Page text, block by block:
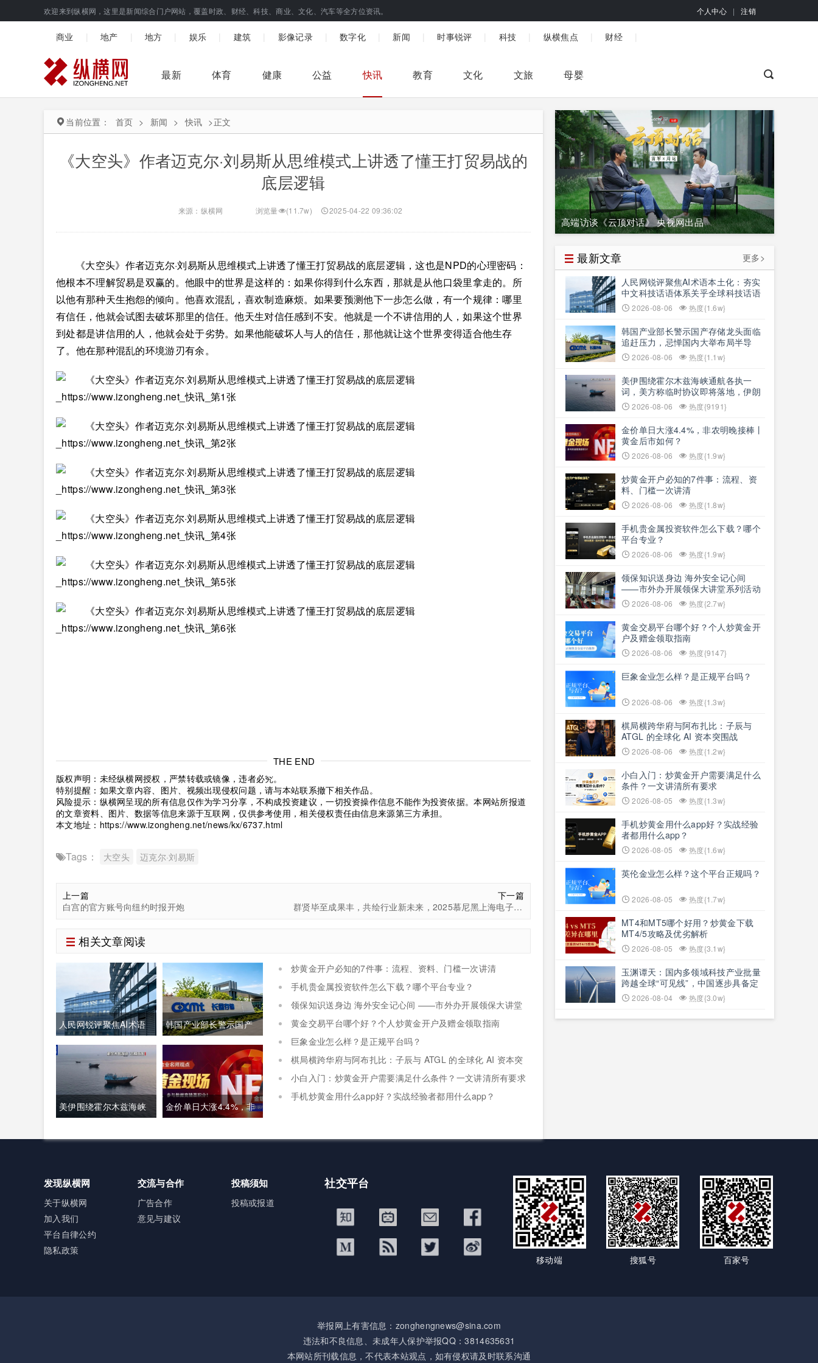
欢迎来到纵横网，这里是新闻综合门户网站，覆盖时政、财经、科技、商业、文化、汽车等全方位资讯。 个人中心 | 注销
商业 地产 地方 娱乐 建筑 影像记录 数字化 新闻 时事锐评 科技 纵横焦点 财经
最新 体育 健康 公益 快讯 教育 文化 文旅 母婴
当前位置： 首页 > 新闻 > 快讯 >正文
《大空头》作者迈克尔·刘易斯从思维模式上讲透了懂王打贸易战的
底层逻辑
来源：纵横网 浏览量 (11.7w) 2025-04-22 09:36:02
《大空头》作者迈克尔·刘易斯从思维模式上讲透了懂王打贸易战的底层逻辑，这也是NPD的心理密码：
他根本不理解贸易是双赢的。他眼中的世界是这样的：如果你得到什么东西，那就是从他口袋里拿走的。所
以他有那种天生抱怨的倾向。他喜欢混乱，喜欢制造麻烦。如果要预测他下一步怎么做，有一个规律：哪里
有信任，他就会试图去破坏那里的信任。他天生对信任感到不安。他就是一个不讲信用的人，如果这个世界
到处都是讲信用的人，他就会处于劣势。如果他能破坏人与人的信任，那他就让这个世界变得适合他生存
了。他在那种混乱的环境游刃有余。
THE END
版权声明：未经纵横网授权，严禁转载或镜像，违者必究。
特别提醒：如果文章内容、图片、视频出现侵权问题，请与本站联系撤下相关作品。
风险提示：纵横网呈现的所有信息仅作为学习分享，不构成投资建议，一切投资操作信息不能作为投资依据。本网站所报道
的文章资料、图片、数据等信息来源于互联网，仅供参考使用，相关侵权责任由信息来源第三方承担。
本文地址： https://www.izongheng.net/news/kx/6737.html
Tags： 大空头 迈克尔·刘易斯
上一篇
白宫的官方账号向纽约时报开炮
下一篇
群贤毕至成果丰，共绘行业新未来，2025慕尼黑上海电子展圆满收官
相关文章阅读
人民网锐评聚焦AI术语
本土化：夯实中文科技
话语体系关乎全球科技
话语权争夺
韩国产业部长警示国产
存储龙头面临追赶压
力，忌惮国内大举布局
半导体，呼吁加码本土
资本投入避免优势流失
美伊围绕霍尔木兹海峡
朗坚称仅与阿曼双边磋
商、通航恢复取决于美
方态度
金价单日大涨4.4%，非
炒黄金开户必知的7件事：流程、资料、门槛一次讲清
手机贵金属投资软件怎么下载？哪个平台专业？
领保知识送身边 海外安全记心间 ——市外办开展领保大讲堂
系列活动
黄金交易平台哪个好？个人炒黄金开户及赠金领取指南
巨象金业怎么样？是正规平台吗？
棋局横跨华府与阿布扎比：子辰与 ATGL 的全球化 AI 资本突
围战
小白入门：炒黄金开户需要满足什么条件？一文讲清所有要求
手机炒黄金用什么app好？实战经验者都用什么app？
高端访谈《云顶对话》 央视网出品
最新文章
更多>
人民网锐评聚焦AI术语本土化：夯实
中文科技话语体系关乎全球科技话语
权争夺
2026-08-06 热度{1.6w}
韩国产业部长警示国产存储龙头面临
追赶压力，忌惮国内大举布局半导
体，呼吁加码本土资本投入避免优势
流失
2026-08-06 热度{1.1w}
美伊围绕霍尔木兹海峡通航各执一
词，美方称临时协议即将落地，伊朗
坚称仅与阿曼双边磋商、通航恢复取
决于美方态度
2026-08-06 热度{9191}
金价单日大涨4.4%，非农明晚接棒丨
黄金后市如何？
2026-08-06 热度{1.9w}
炒黄金开户必知的7件事：流程、资
料、门槛一次讲清
2026-08-06 热度{1.8w}
手机贵金属投资软件怎么下载？哪个
平台专业？
2026-08-06 热度{1.9w}
领保知识送身边 海外安全记心间
——市外办开展领保大讲堂系列活动
2026-08-06 热度{2.7w}
黄金交易平台哪个好？个人炒黄金开
户及赠金领取指南
2026-08-06 热度{9147}
巨象金业怎么样？是正规平台吗？
2026-08-06 热度{1.3w}
棋局横跨华府与阿布扎比：子辰与
ATGL 的全球化 AI 资本突围战
2026-08-06 热度{1.2w}
小白入门：炒黄金开户需要满足什么
条件？一文讲清所有要求
2026-08-05 热度{1.3w}
手机炒黄金用什么app好？实战经验
者都用什么app？
2026-08-05 热度{1.6w}
英伦金业怎么样？这个平台正规吗？
2026-08-05 热度{1.7w}
MT4和MT5哪个好用？炒黄金下载
MT4/5攻略及优劣解析
2026-08-05 热度{3.1w}
玉渊谭天：国内多领域科技产业批量
跨越全球“可见线”，中国逐步具备定
义全球新产品与产业方向的能力
2026-08-04 热度{3.0w}
发现纵横网
关于纵横网
加入我们
平台自律公约
隐私政策
交流与合作
广告合作
意见与建议
投稿须知
投稿或报道
社交平台
移动端 搜狐号 百家号
举报网上有害信息：zonghengnews@sina.com
违法和不良信息、未成年人保护举报QQ：3814635631
本网站所刊载信息，不代表本站观点，如有侵权请及时联系沟通